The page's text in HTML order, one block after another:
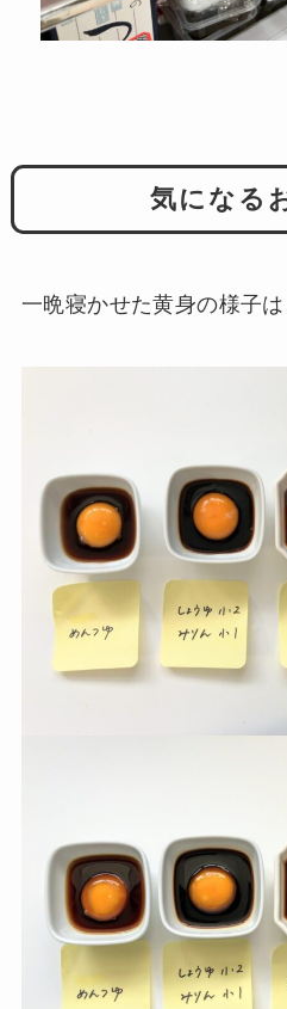
気になる
一晩寝かせた黄身の様子は